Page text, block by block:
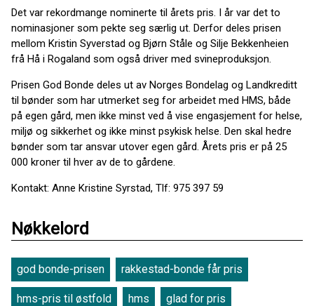
Det var rekordmange nominerte til årets pris. I år var det to
nominasjoner som pekte seg særlig ut. Derfor deles prisen
mellom Kristin Syverstad og Bjørn Ståle og Silje Bekkenheien
frå Hå i Rogaland som også driver med svineproduksjon.
Prisen God Bonde deles ut av Norges Bondelag og Landkreditt
til bønder som har utmerket seg for arbeidet med HMS, både
på egen gård, men ikke minst ved å vise engasjement for helse,
miljø og sikkerhet og ikke minst psykisk helse. Den skal hedre
bønder som tar ansvar utover egen gård. Årets pris er på 25
000 kroner til hver av de to gårdene.
Kontakt: Anne Kristine Syrstad, Tlf: 975 397 59
Nøkkelord
god bonde-prisen rakkestad-bonde får pris
hms-pris til østfold hms glad for pris